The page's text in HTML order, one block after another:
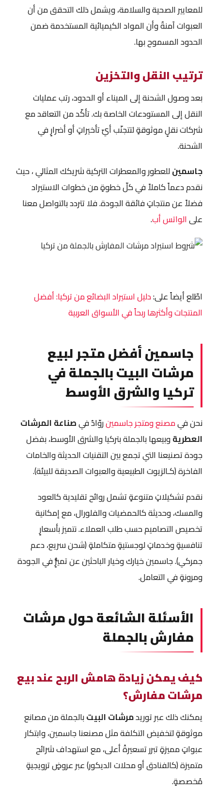
للمعايير الصحية والسلامة، ويشمل ذلك التحقق من أن
العبوات آمنةٌ وأن المواد الكيميائية المستخدمة ضمن
الحدود المسموح بها.
ترتيب النقل والتخزين
بعد وصول الشحنة إلى الميناء أو الحدود، رتب عمليات
النقل إلى المستودعات الخاصة بك. تأكّد من التعاقد مع
شركات نقلٍ موثوقةٍ لتتجنّب أيّ تأخيراتٍ أو أضرارٍ في
الشحنة.
جاسمينللعطور والمعطرات التركية شريكك المثالي ، حيث
نقدم دعماً كاملاً في كلّ خطوةٍ من خطوات الاستيراد
فضلاً عن منتجاتٍ فائقة الجودة. فلا تتردد بالتواصل معنا
علىالواتس أب.
اطّلع أيضاً على:دليل استيراد البضائع من تركيا: أفضل
المنتجات وأكثرها ربحاً في الأسواق العربية
جاسمين أفضل متجر لبيع
مرشات البيت بالجملة في
تركيا والشرق الأوسط
نحن فيمصنع ومتجر جاسمينروّادٌ فيصناعة المرشات
العطريةوبيعها بالجملة بتركيا والشرق الأوسط، بفضل
جودة تصنيعنا التي تجمع بين التقنيات الحديثة والخامات
الفاخرة (كـالزيوت الطبيعية والعبوات الصديقة للبيئة).
نقدم تشكيلاتٍ متنوعةٍ تشمل روائح تقليدية كالعود
والمسك، وحديثة كالحمضيات والفلورال، مع إمكانية
تخصيص التصاميم حسب طلب العملاء. نتميز بأسعارٍ
تنافسيةٍ وخدماتٍ لوجستيةٍ متكاملةٍ (شحن سريع، دعم
جمركي). جاسمين خيارك وخيار الباحثين عن تميُّزٍ في الجودة
ومرونةٍ في التعامل.
الأسئلة الشائعة حول مرشات
مفارش بالجملة
كيف يمكن زيادة هامش الربح عند بيع
مرشات مفارش؟
يمكنك ذلك عبر توريدمرشات البيتبالجملة من مصانع
موثوقةٍ لتخفيض التكلفة مثل مصنعنا جاسمين، وابتكار
عبواتٍ مميزةٍ تبرر تسعيرةً أعلى، مع استهداف شرائح
متميزة (كالفنادق أو محلات الديكور) عبر عروضٍ ترويجيةٍ
مُخصصةٍ.